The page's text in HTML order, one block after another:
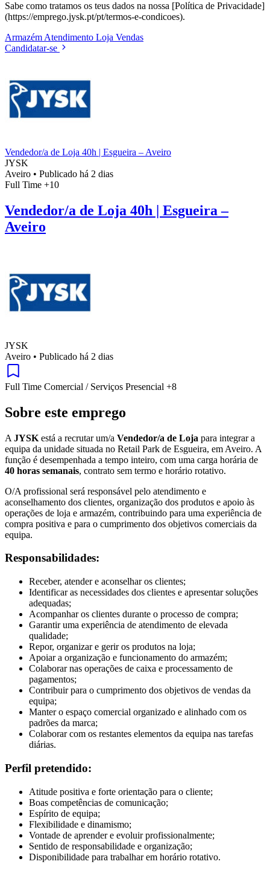
Sabe como tratamos os teus dados na nossa [Política de Privacidade]
(https://emprego.jysk.pt/pt/termos-e-condicoes).
Armazém Atendimento Loja Vendas
Candidatar-se
Vendedor/a de Loja 40h | Esgueira – Aveiro
JYSK
Aveiro • Publicado há 2 dias
Full Time +10
Vendedor/a de Loja 40h | Esgueira –
Aveiro
JYSK
Aveiro • Publicado há 2 dias
Full Time Comercial / Serviços Presencial +8
Sobre este emprego
A JYSK está a recrutar um/a Vendedor/a de Loja para integrar a
equipa da unidade situada no Retail Park de Esgueira, em Aveiro. A
função é desempenhada a tempo inteiro, com uma carga horária de
40 horas semanais, contrato sem termo e horário rotativo.
O/A profissional será responsável pelo atendimento e
aconselhamento dos clientes, organização dos produtos e apoio às
operações de loja e armazém, contribuindo para uma experiência de
compra positiva e para o cumprimento dos objetivos comerciais da
equipa.
Responsabilidades:
Receber, atender e aconselhar os clientes;
Identificar as necessidades dos clientes e apresentar soluções
adequadas;
Acompanhar os clientes durante o processo de compra;
Garantir uma experiência de atendimento de elevada
qualidade;
Repor, organizar e gerir os produtos na loja;
Apoiar a organização e funcionamento do armazém;
Colaborar nas operações de caixa e processamento de
pagamentos;
Contribuir para o cumprimento dos objetivos de vendas da
equipa;
Manter o espaço comercial organizado e alinhado com os
padrões da marca;
Colaborar com os restantes elementos da equipa nas tarefas
diárias.
Perfil pretendido:
Atitude positiva e forte orientação para o cliente;
Boas competências de comunicação;
Espírito de equipa;
Flexibilidade e dinamismo;
Vontade de aprender e evoluir profissionalmente;
Sentido de responsabilidade e organização;
Disponibilidade para trabalhar em horário rotativo.